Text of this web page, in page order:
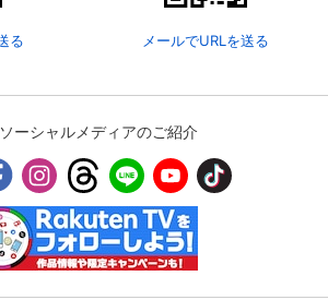
る メールでURLを送る
ーシャルメディアのご紹介